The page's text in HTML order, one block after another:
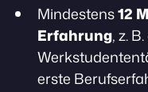
Mindestens12
Erfahrung, z.
erste